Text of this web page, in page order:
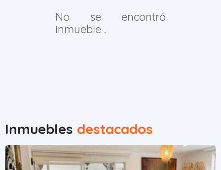
No se encontró
inmueble .
Inmuebles destacados